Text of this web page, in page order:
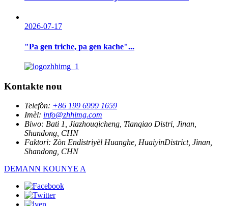
2026-07-17
"Pa gen triche, pa gen kache"...
Kontakte nou
Telefòn: +86 199 6999 1659
Imèl: info@zhhimg.com
Biwo: Bati 1, Jiazhouqicheng, Tianqiao Distri, Jinan,
Shandong, CHN
Faktori: Zòn Endistriyèl Huanghe, HuaiyinDistrict, Jinan,
Shandong, CHN
DEMANN KOUNYE A